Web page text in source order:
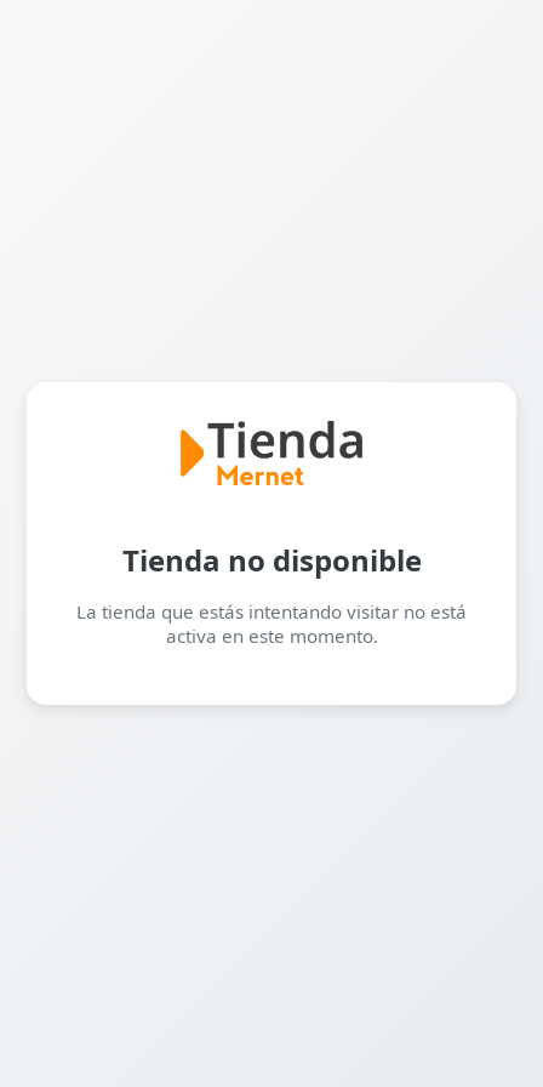
Tienda no disponible
La tienda que estás intentando visitar no está
activa en este momento.